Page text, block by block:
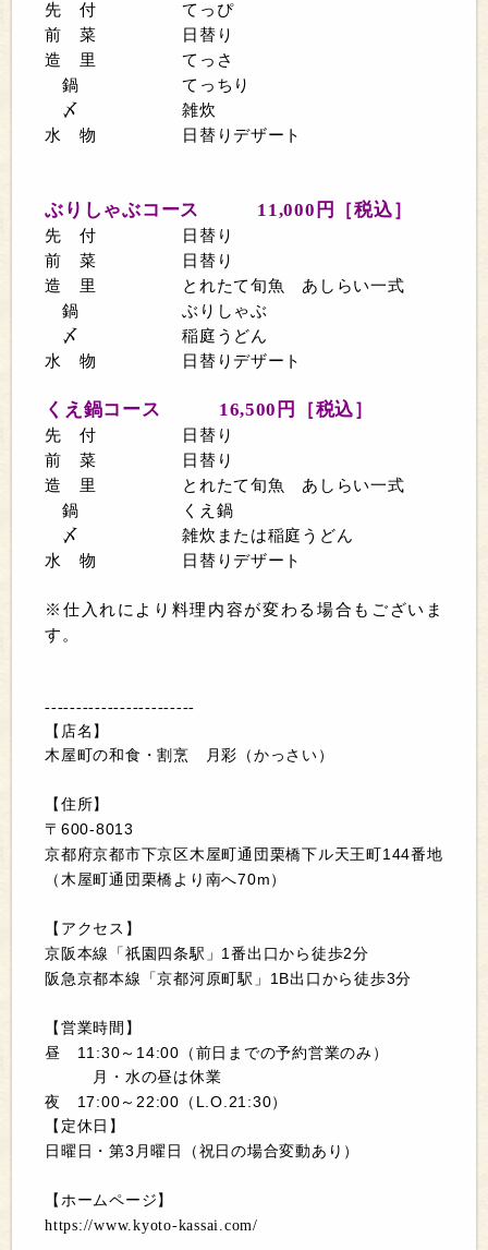
先 付 てっぴ
前 菜 日替り
造 里 てっさ
鍋 てっちり
〆 雑炊
水 物 日替りデザート
ぶりしゃぶコース 11,000 円［税込］
先 付 日替り
前 菜 日替り
造 里 とれたて旬魚 あしらい一式
鍋 ぶりしゃぶ
〆 稲庭うどん
水 物 日替りデザート
くえ鍋コース 16,500 円［税込］
先 付 日替り
前 菜 日替り
造 里 とれたて旬魚 あしらい一式
鍋 くえ鍋
〆 雑炊または稲庭うどん
水 物 日替りデザート
※仕入れにより料理内容が変わる場合もございま
す。
‐‐‐‐‐‐‐‐‐‐‐‐‐‐‐‐‐‐‐‐‐‐‐‐
【店名】
木屋町の和食・割烹 月彩（かっさい）
【住所】
〒 600-8013
京都府京都市下京区木屋町通団栗橋下ル天王町 144番地
（木屋町通団栗橋より南へ70m ）
【アクセス】
京阪本線「祇園四条駅」 1番出口から徒歩2分
阪急京都本線「京都河原町駅」 1B出口から徒歩3分
【営業時間】
昼 11:30 ～ 14:00 （前日までの予約営業のみ）
月・水の昼は休業
夜 17:00 ～22:00 （ L.O.21:30）
【定休日】
日曜日・第3 月曜日（祝日の場合変動あり）
【ホームページ】
https://www.kyoto-kassai.com/